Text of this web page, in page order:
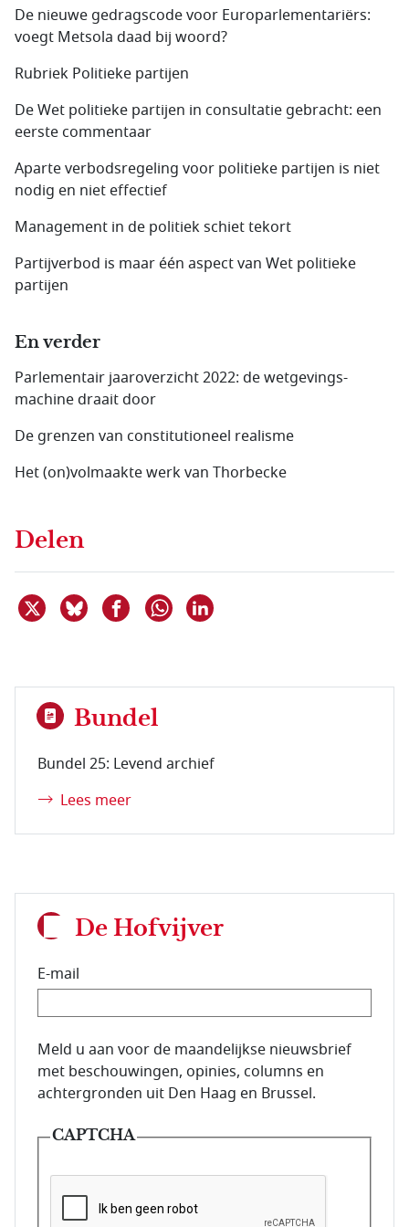
De nieuwe gedragscode voor Europarlementariërs:
voegt Metsola daad bij woord?
Rubriek Politieke partijen
De Wet politieke partijen in consultatie gebracht: een
eerste commentaar
Aparte verbodsregeling voor politieke partijen is niet
nodig en niet effectief
Management in de politiek schiet tekort
Partijverbod is maar één aspect van Wet politieke
partijen
En verder
Parlementair jaaroverzicht 2022: de wetgevings­
machine draait door
De grenzen van constitutioneel realisme
Het (on)volmaakte werk van Thorbecke
Delen
Deel dit item op X
Deel dit item op Bluesky
Deel dit item op Facebook
Delen via WhatsApp
Bundel
Bundel 25: Levend archief
Lees meer
De Hofvijver
E-mail
E-mailadres van de abonnee.
Meld u aan voor de maandelijkse nieuwsbrief
met beschouwingen, opinies, columns en
achtergronden uit Den Haag en Brussel.
CAPTCHA